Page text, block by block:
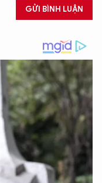
GỬI BÌNH LUẬN